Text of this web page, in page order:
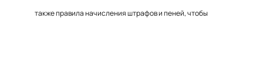
также правила начисления штрафов и пеней, чтобы